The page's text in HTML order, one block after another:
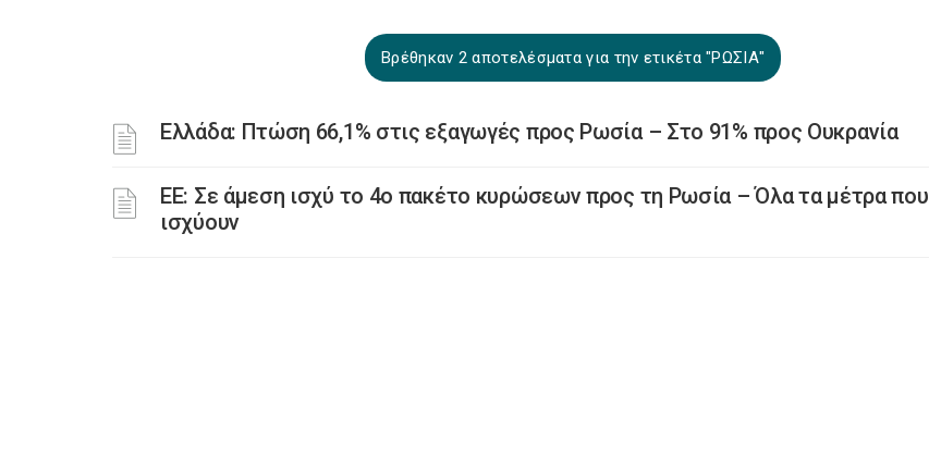
Βρέθηκαν 2 αποτελέσματα για την ετικέτα "ΡΩΣΙΑ"
Ελλάδα: Πτώση 66,1% στις εξαγωγές προς Ρωσία – Στο 91% προς Ουκρανία
ΕΕ: Σε άμεση ισχύ το 4ο πακέτο κυρώσεων προς τη Ρωσία – Όλα τα μέτρα που
ισχύουν